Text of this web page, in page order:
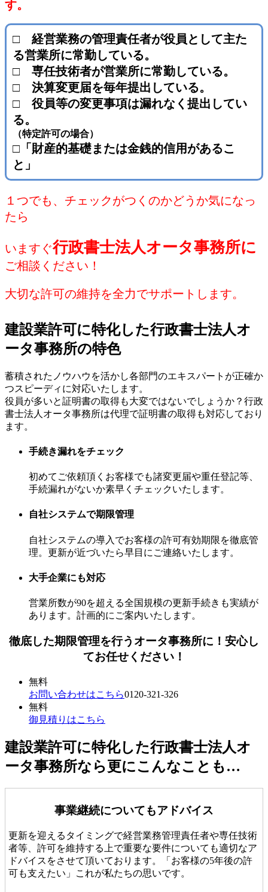
す。
□ 経営業務の管理責任者が役員として主た
る営業所に常勤している。
□ 専任技術者が営業所に常勤している。
□ 決算変更届を毎年提出している。
□ 役員等の変更事項は漏れなく提出してい
る。
（特定許可の場合）
□「財産的基礎または金銭的信用があるこ
と」
１つでも、チェックがつくのかどうか気になっ
たら
いますぐ行政書士法人オータ事務所に
ご相談ください！
大切な許可の維持を全力でサポートします。
建設業許可に特化した行政書士法人オ
ータ事務所の特色
蓄積されたノウハウを活かし各部門のエキスパートが正確か
つスピーディに対応いたします。
役員が多いと証明書の取得も大変ではないでしょうか？行政
書士法人オータ事務所は代理で証明書の取得も対応しており
ます。
手続き漏れをチェック
初めてご依頼頂くお客様でも諸変更届や重任登記等、
手続漏れがないか素早くチェックいたします。
自社システムで期限管理
自社システムの導入でお客様の許可有効期限を徹底管
理。更新が近づいたら早目にご連絡いたします。
大手企業にも対応
営業所数が90を超える全国規模の更新手続きも実績が
あります。計画的にご案内いたします。
徹底した期限管理を行うオータ事務所に！安心し
てお任せください！
無料
お問い合わせはこちら0120-321-326
無料
御見積りはこちら
建設業許可に特化した行政書士法人オ
ータ事務所なら更にこんなことも…
事業継続についてもアドバイス
更新を迎えるタイミングで経営業務管理責任者や専任技術
者等、許可を維持する上で重要な要件についても適切なア
ドバイスをさせて頂いております。「お客様の5年後の許
可も支えたい」これが私たちの思いです。